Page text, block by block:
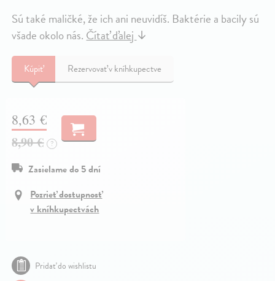
Sú také maličké, že ich ani neuvidíš. Baktérie a bacily sú
všade okolo nás.Čítať ďalej↓
Kúpiť Rezervovať v kníhkupectve
8,63 €
8,90 € ?
Zasielame do 5 dní
Pozrieť dostupnosť
v kníhkupectvách
Pridať do wishlistu